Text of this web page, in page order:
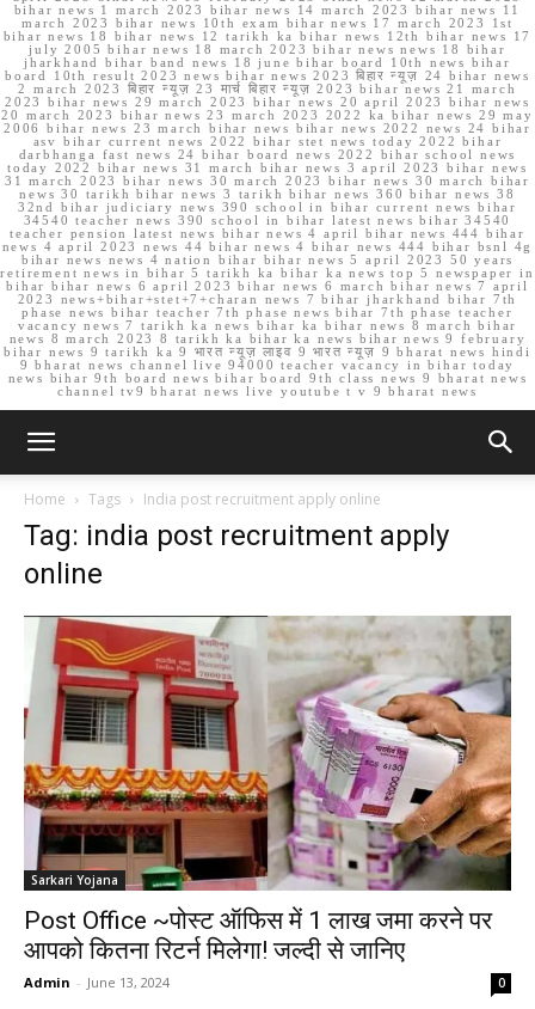
bihar news 1 march 2023 bihar news 14 march 2023 bihar news 11
march 2023 bihar news 10th exam bihar news 17 march 2023 1st
bihar news 18 bihar news 12 tarikh ka bihar news 12th bihar news 17
july 2005 bihar news 18 march 2023 bihar news news 18 bihar
jharkhand bihar band news 18 june bihar board 10th news bihar
board 10th result 2023 news bihar news 2023 बिहार न्यूज़ 24 bihar news
2 march 2023 बिहार न्यूज़ 23 मार्च बिहार न्यूज़ 2023 bihar news 21 march
2023 bihar news 29 march 2023 bihar news 20 april 2023 bihar news
20 march 2023 bihar news 23 march 2023 2022 ka bihar news 29 may
2006 bihar news 23 march bihar news bihar news 2022 news 24 bihar
asv bihar current news 2022 bihar stet news today 2022 bihar
darbhanga fast news 24 bihar board news 2022 bihar school news
today 2022 bihar news 31 march bihar news 3 april 2023 bihar news
31 march 2023 bihar news 30 march 2023 bihar news 30 march bihar
news 30 tarikh bihar news 3 tarikh bihar news 360 bihar news 38
32nd bihar judiciary news 390 school in bihar current news bihar
34540 teacher news 390 school in bihar latest news bihar 34540
teacher pension latest news bihar news 4 april bihar news 444 bihar
news 4 april 2023 news 44 bihar news 4 bihar news 444 bihar bsnl 4g
bihar news news 4 nation bihar bihar news 5 april 2023 50 years
retirement news in bihar 5 tarikh ka bihar ka news top 5 newspaper in
bihar bihar news 6 april 2023 bihar news 6 march bihar news 7 april
2023 news+bihar+stet+7+charan news 7 bihar jharkhand bihar 7th
phase news bihar teacher 7th phase news bihar 7th phase teacher
vacancy news 7 tarikh ka news bihar ka bihar news 8 march bihar
news 8 march 2023 8 tarikh ka bihar ka news bihar news 9 february
bihar news 9 tarikh ka 9 भारत न्यूज़ लाइव 9 भारत न्यूज़ 9 bharat news hindi
9 bharat news channel live 94000 teacher vacancy in bihar today
news bihar 9th board news bihar board 9th class news 9 bharat news
channel tv9 bharat news live youtube t v 9 bharat news
Home Tags India post recruitment apply online
Tag: india post recruitment apply
online
Sarkari Yojana
Post Office ~पोस्ट ऑफिस में 1 लाख जमा करने पर
आपको कितना रिटर्न मिलेगा! जल्दी से जानिए
Admin - June 13, 2024 0